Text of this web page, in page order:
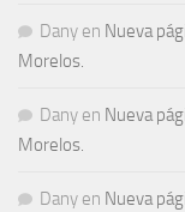
Dany en Nueva
Morelos.
Dany en Nueva
Morelos.
Dany en Nueva